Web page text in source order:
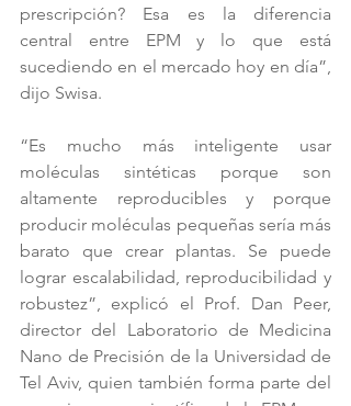
prescripción? Esa es la diferencia
central entre EPM y lo que está
sucediendo en el mercado hoy en día”,
dijo Swisa.
“Es mucho más inteligente usar
moléculas sintéticas porque son
altamente reproducibles y porque
producir moléculas pequeñas sería más
barato que crear plantas. Se puede
lograr escalabilidad, reproducibilidad y
robustez”, explicó el Prof. Dan Peer,
director del Laboratorio de Medicina
Nano de Precisión de la Universidad de
Tel Aviv, quien también forma parte del